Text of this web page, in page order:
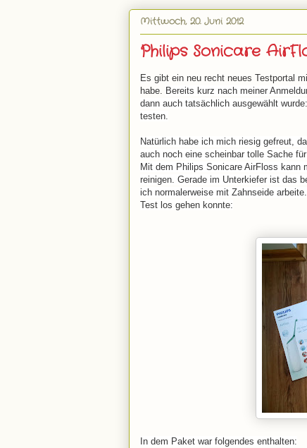
Mittwoch, 20. Juni 2012
Philips Sonicare
Es gibt ein neu recht neues Testportal
habe. Bereits kurz nach meiner
dann auch tatsächlich ausgewählt wurde:
testen.
Natürlich habe ich mich riesig gefreut,
auch noch eine scheinbar tolle Sache
Mit dem Philips Sonicare AirFloss kann
reinigen. Gerade im Unterkiefer ist das
ich normalerweise mit Zahnseide
Test los gehen konnte:
In dem Paket war folgendes enthalten: